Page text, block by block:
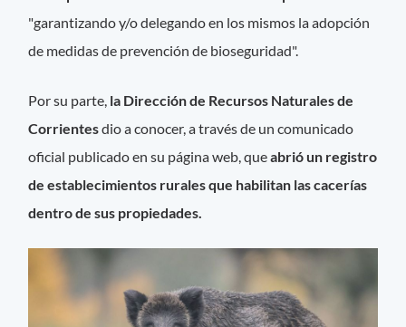
"garantizando y/o delegando en los mismos la adopción
de medidas de prevención de bioseguridad".
Por su parte, la Dirección de Recursos Naturales de
Corrientesdio a conocer, a través de un comunicado
oficial publicado en su página web, queabrió un registro
de establecimientos rurales que habilitan las cacerías
dentro de sus propiedades.